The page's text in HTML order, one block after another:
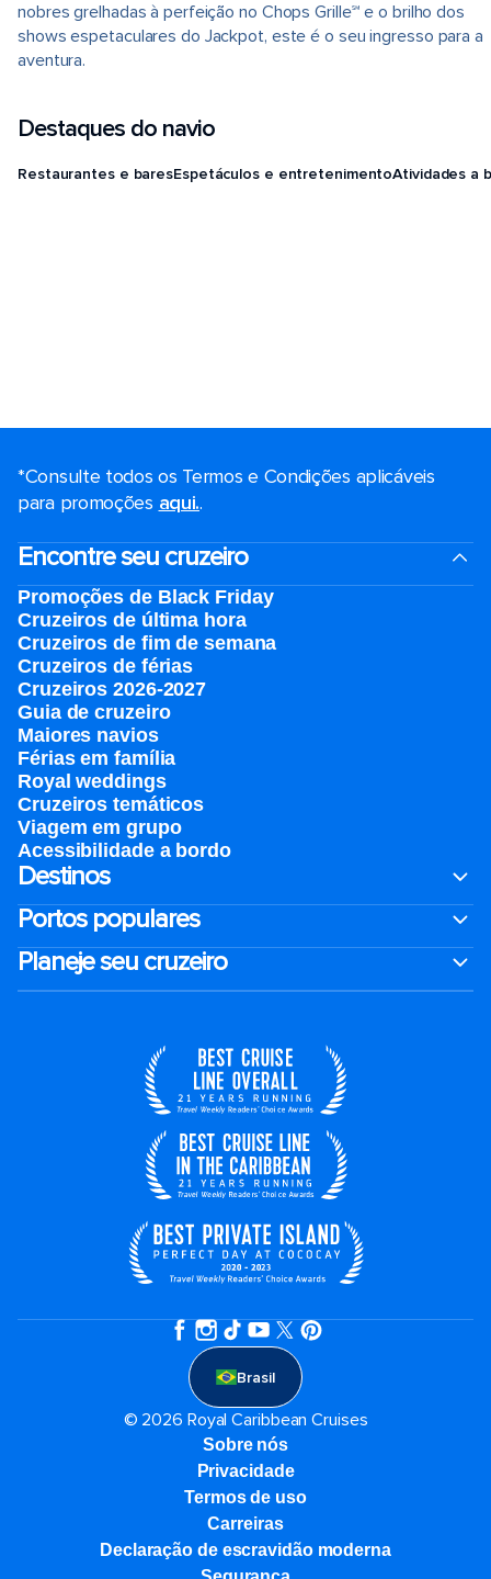
nobres grelhadas à perfeição no Chops Grille℠ e o brilho dos
shows espetaculares do Jackpot, este é o seu ingresso para a
aventura.
Destaques do navio
Restaurantes e baresEspetáculos e entretenimentoAtividades a
*Consulte todos os Termos e Condições aplicáveis ​​
para promoções aqui..
Encontre seu cruzeiro
Promoções de Black Friday
Cruzeiros de última hora
Cruzeiros de fim de semana
Cruzeiros de férias
Cruzeiros 2026-2027
Guia de cruzeiro
Maiores navios
Férias em família
Royal weddings
Cruzeiros temáticos
Viagem em grupo
Acessibilidade a bordo
Destinos
Portos populares
Planeje seu cruzeiro
Brasil
© 2026 Royal Caribbean Cruises
Sobre nós
Privacidade
Termos de uso
Carreiras
Declaração de escravidão moderna